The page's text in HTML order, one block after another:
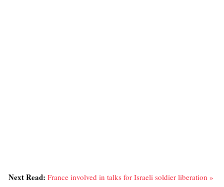
Next Read: France involved in talks for Israeli soldier liberation »